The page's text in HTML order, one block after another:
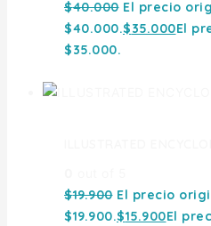
$40.000 El precio
$40.000.$35.000El
$35.000.
$19.900 El precio
$19.900.$15.900El